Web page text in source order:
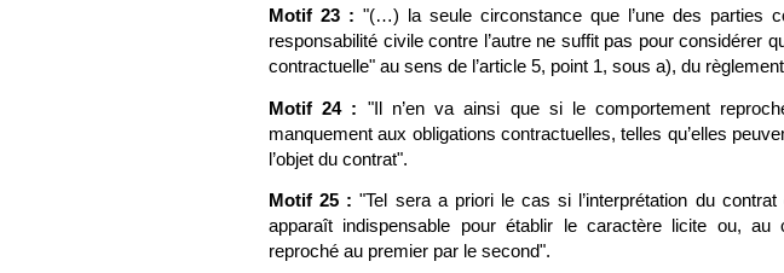
Motif 23 : "(…) la seule circonstance que l’une des parties
responsabilité civile contre l’autre ne suffit pas pour considérer
contractuelle" au sens de l’article 5, point 1, sous a), du
Motif 24 : "Il n’en va ainsi que si le comportement
manquement aux obligations contractuelles, telles qu’elles
l’objet du contrat".
Motif 25 : "Tel sera a priori le cas si l’interprétation du
apparaît indispensable pour établir le caractère licite ou, au
reproché au premier par le second".